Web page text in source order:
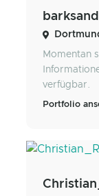
Momentan
verfügbar.
Portfolio